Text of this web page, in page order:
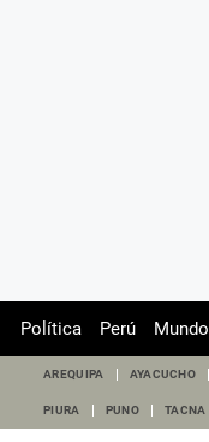
Política Perú Mundo
AREQUIPA AYACUCHO
PIURA PUNO TACNA